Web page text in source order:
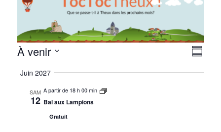
Évènements
par
Résumé
À venir
la
date
Juin 2027
SAM
12
A partir de 18 h 00 min
Bal aux Lampions
Gratuit